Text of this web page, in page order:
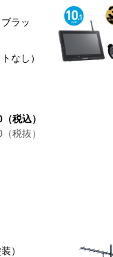
ラッ
なし）
税込）
税抜）
）